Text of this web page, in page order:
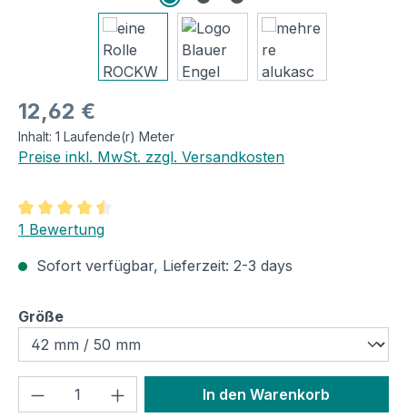
Regulärer Preis:
12,62 €
Inhalt: 1 Laufende(r) Meter
Preise inkl. MwSt. zzgl. Versandkosten
Durchschnittliche Bewertung von 4.5 von 5 Sternen
1 Bewertung
Sofort verfügbar, Lieferzeit: 2-3 days
Größeauswählen
Produkt Anzahl: Gib denIn den Warenkorb